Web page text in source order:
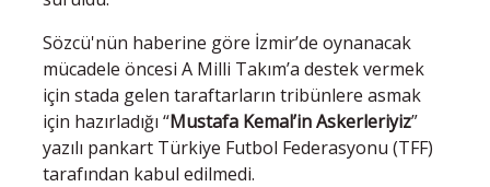
Sözcü'nün haberine göre İzmir’de oynanacak
mücadele öncesi A Milli Takım’a destek vermek
için stada gelen taraftarların tribünlere asmak
için hazırladığı “Mustafa Kemal’in Askerleriyiz”
yazılı pankart Türkiye Futbol Federasyonu (TFF)
tarafından kabul edilmedi.